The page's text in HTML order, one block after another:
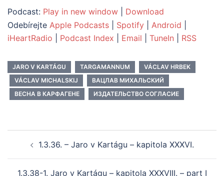
Podcast: Play in new window
Download
Odebírejte Apple Podcasts Spotify Android
iHeartRadio
Podcast Index Email TuneIn RSS
JARO V KARTÁGU TARGAMANNUM
VÁCLAV HRBEK
VÁCLAV MICHALSKIJ
ВАЦЛАВ МИХАЛЬСКИЙ
ВЕСНА В КАРФАГЕНЕ
ИЗДАТЕЛЬСТВО СОГЛАСИЕ
navigation1.3.36. – Jaro v Kartágu – kapitola XXXVI.
1.3.38-1. Jaro v Kartágu – kapitola XXXVIII. – part I